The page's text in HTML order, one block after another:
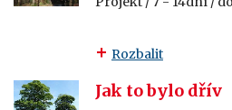
Rozbalit
Jak to bylo dřív